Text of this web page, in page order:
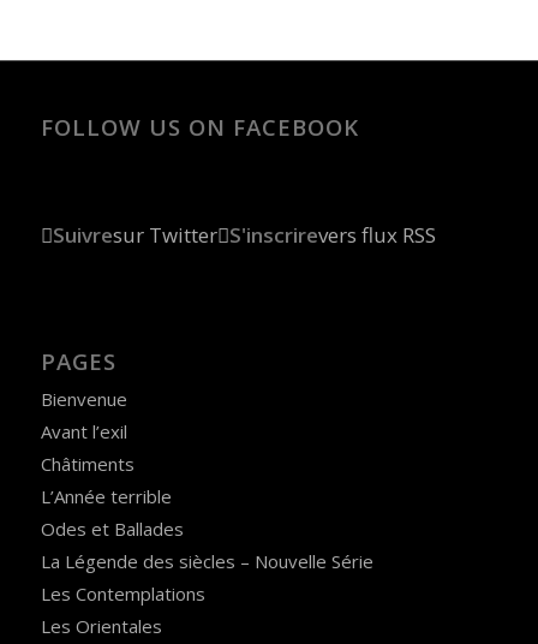
FOLLOW US ON FACEBOOK
Suivresur Twitter S'inscrirevers flux RSS
PAGES
Bienvenue
Avant l’exil
Châtiments
L’Année terrible
Odes et Ballades
La Légende des siècles – Nouvelle Série
Les Contemplations
Les Orientales